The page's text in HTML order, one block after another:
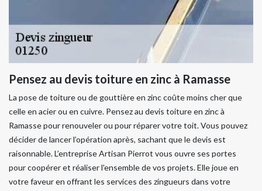
Pensez au devis toiture en zinc à Ramasse
La pose de toiture ou de gouttière en zinc coûte moins cher que
celle en acier ou en cuivre. Pensez au devis toiture en zinc à
Ramasse pour renouveler ou pour réparer votre toit. Vous pouvez
décider de lancer l’opération après, sachant que le devis est
raisonnable. L’entreprise Artisan Pierrot vous ouvre ses portes
pour coopérer et réaliser l'ensemble de vos projets. Elle joue en
votre faveur en offrant les services des zingueurs dans votre